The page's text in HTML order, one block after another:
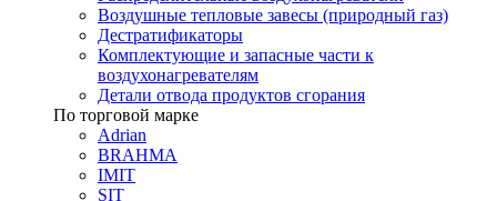
Воздушные тепловые завесы (природный газ)
Дестратификаторы
Комплектующие и запасные части к
воздухонагревателям
Детали отвода продуктов сгорания
По торговой марке
Adrian
BRAHMA
IMIT
SIT